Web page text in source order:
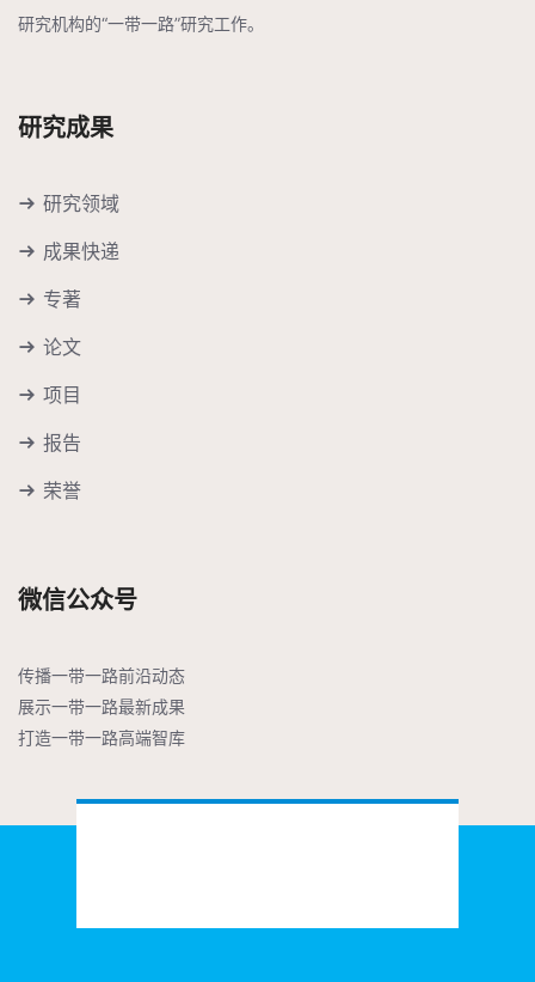
研究机构的“一带一路”研究工作。
研究成果
研究领域
成果快递
专著
论文
项目
报告
荣誉
微信公众号
传播一带一路前沿动态
展示一带一路最新成果
打造一带一路高端智库